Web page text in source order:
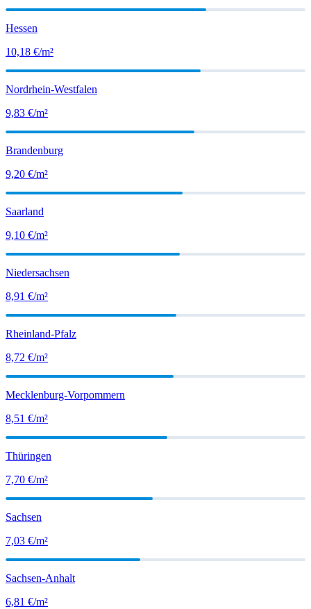
Hessen
10,18 €/m²
Nordrhein-Westfalen
9,83 €/m²
Brandenburg
9,20 €/m²
Saarland
9,10 €/m²
Niedersachsen
8,91 €/m²
Rheinland-Pfalz
8,72 €/m²
Mecklenburg-Vorpommern
8,51 €/m²
Thüringen
7,70 €/m²
Sachsen
7,03 €/m²
Sachsen-Anhalt
6,81 €/m²